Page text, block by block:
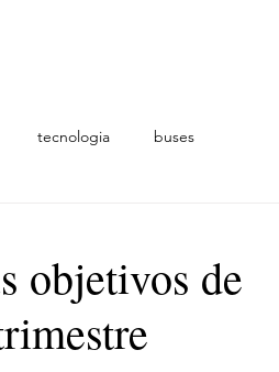
tecnologia buses
objetivos de